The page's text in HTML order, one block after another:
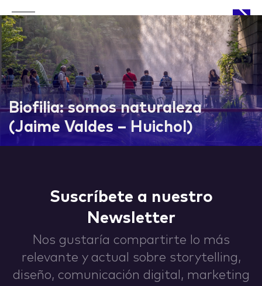
Biofilia: somos naturaleza
(Jaime Valdes – Huichol)
Suscríbete a nuestro
Newsletter
Nos gustaría compartirte lo más
relevante y actual sobre storytelling,
diseño, comunicación digital, marketing
APPROACH
WORKS